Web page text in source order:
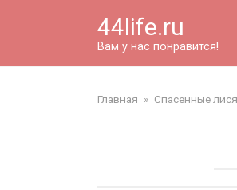
44life.ru
Вам у нас понравится!
Главная » Спасенные